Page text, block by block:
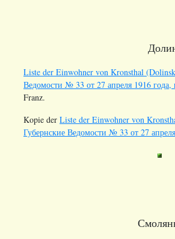
Liste der Einwohner von Kronsthal
Ведомости № 33 от 27 апреля 1916
Franz.
Kopie der Liste der Einwohner von
Губернские Ведомости № 33 от 27